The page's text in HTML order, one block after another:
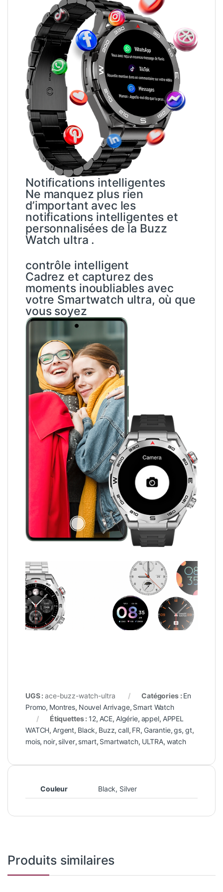
Notifications intelligentes
Ne manquez plus rien
d’important avec les
notifications intelligentes et
personnalisées de la Buzz
Watch ultra .
contrôle intelligent
Cadrez et capturez des
moments inoubliables avec
votre Smartwatch ultra, où que
vous soyez
UGS :ace-buzz-watch-ultra Catégories : En
Promo,Montres Nouvel Arrivage,Smart Watch
Étiquettes :
, Algérie appel,APPEL
WATCH,Argent Buzz ,call,FR, Garantie gs,gt,
mois,noir, Smartwatch,ULTRA ,watch
Produits similaires
,Les Populaires Nouvel
Arrivage,Pour Femme,Smart
ساعة الأطفال الذكية NABI Kids
Accéssoires
Nouvel Arrivage,Smart Home
Xiaomi Mi Wifi Range Extender